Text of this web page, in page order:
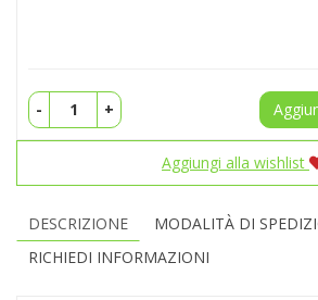
- +
Aggiungi alla wishlist
DESCRIZIONE
MODALITÀ DI
RICHIEDI INFORMAZIONI